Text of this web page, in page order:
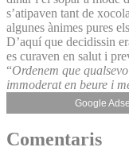
s’atipaven tant de
algunes ànimes pures
D’aquí que decidissin
es curaven en salut i
“Ordenem que
immoderat en beure i
Google
Comentaris